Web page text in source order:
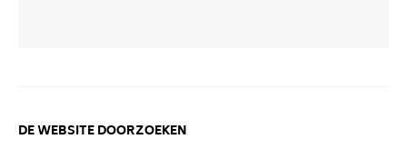
DE WEBSITE DOORZOEKEN